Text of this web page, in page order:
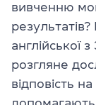
вивченню
англійської
розгляне
відповість